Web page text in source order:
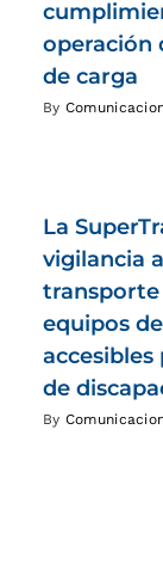
operación
de carga
By
La
vigilancia
transporte
equipos
accesibles
de
By